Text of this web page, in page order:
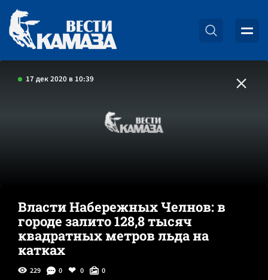
17 дек 2020 в 10:39
Власти Набережных Челнов: в
городе залито 128,8 тысяч
квадратных метров льда на
катках
229 0 0 0